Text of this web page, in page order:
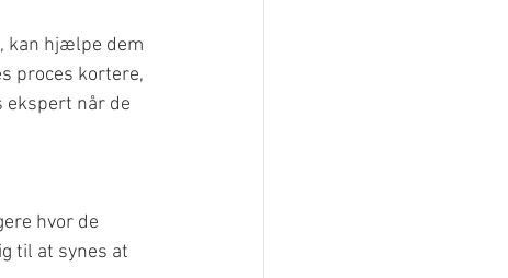
kan hjælpe dem
proces kortere,
ekspert når de
hvor de
til at synes at